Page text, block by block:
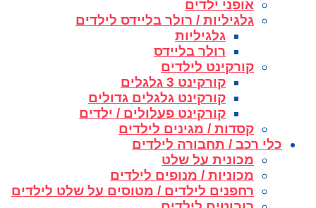
אופני ילדים
גלגיליות / רולר בליידס לילדים
גלגיליות
רולר בליידס
קורקינט לילדים
קורקינט 3 גלגלים
קורקינט גלגלים גדולים
קורקינט פעלולים / ילדים
קסדות / מגינים לילדים
כלי רכב / תחבורה לילדים
מכונית על שלט
מכוניות / מנופים לילדים
רחפנים לילדים / מטוסים על שלט לילדים